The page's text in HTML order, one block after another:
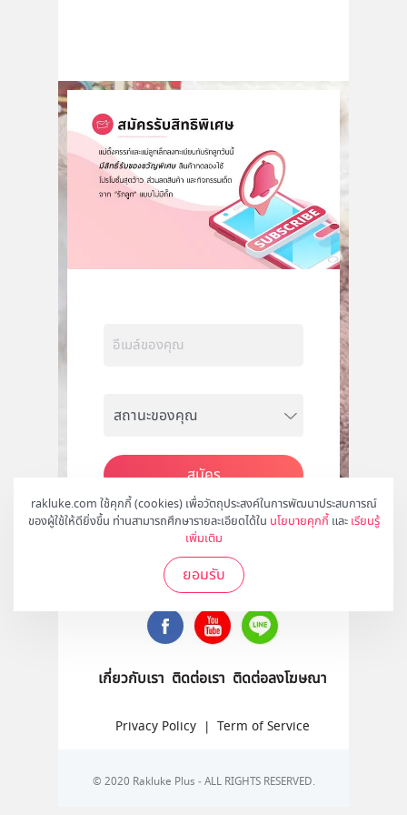
rakluke.com ใช้คุกกี้ (cookies) เพื่อวัตถุประสงค์ในการพัฒนาประสบการณ์
ของผู้ใช้ให้ดียิ่งขึ้น ท่านสามารถศึกษารายละเอียดได้ใน นโยบายคุกกี้ และ เรียนรู้
เพิ่มเติม
ยอมรับ
สมัคร
ติดตามเราได้ที่
เกี่ยวกับเรา ติดต่อเรา ติดต่อลงโฆษณา
Privacy Policy | Term of Service
© 2020 Rakluke Plus - ALL RIGHTS RESERVED.